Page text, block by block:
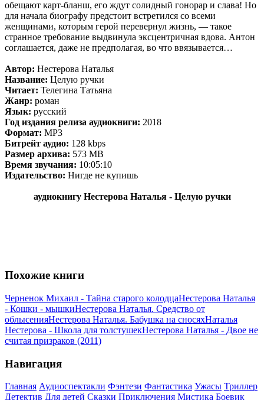
обещают карт-бланш, его ждут солидный гонорар и слава! Но
для начала биографу предстоит встретился со всеми
женщинами, которым герой перевернул жизнь, — такое
странное требование выдвинула эксцентричная вдова. Антон
соглашается, даже не предполагая, во что ввязывается…
Автор: Нестерова Наталья
Название: Целую ручки
Читает: Телегина Татьяна
Жанр: роман
Язык: русский
Год издания релиза аудиокниги: 2018
Формат: MP3
Битрейт аудио: 128 kbps
Размер архива: 573 MB
Время звучания: 10:05:10
Издательство: Нигде не купишь
аудиокнигу Нестерова Наталья - Целую ручки
Похожие книги
Черненок Михаил - Тайна старого колодцаНестерова Наталья
- Кошки - мышкиНестерова Наталья. Средство от
облысенияНестерова Наталья. Бабушка на сносяхНаталья
Нестерова - Школа для толстушекНестерова Наталья - Двое не
считая призраков (2011)
Навигация
Главная Аудиоспектакли Фэнтези Фантастика Ужасы Триллер
Детектив Для детей Сказки Приключения Мистика Боевик